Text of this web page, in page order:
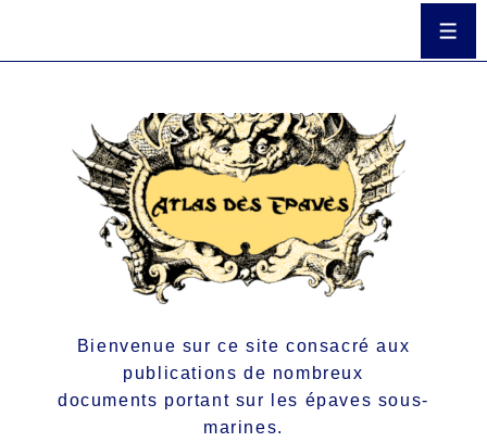
Bienvenue sur ce site consacré aux
publications de nombreux
documents portant sur les épaves sous-
marines.